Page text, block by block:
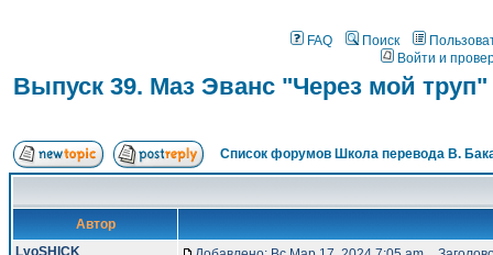
FAQ Поиск
Войти и
Выпуск 39. Маз Эванс "Через мой труп"
Список форумов Школа перевода В.
Автор
LyoSHICK